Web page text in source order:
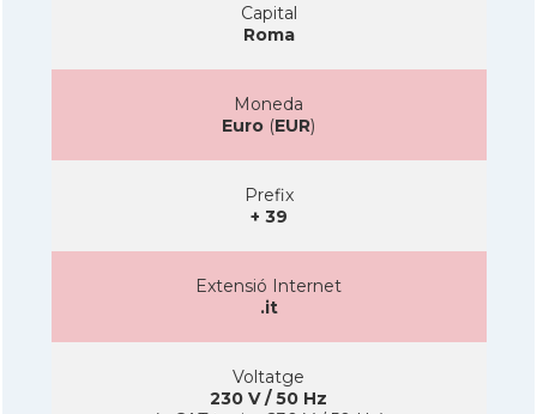
Capital
Roma
Moneda
Euro (EUR)
Prefix
+ 39
Extensió Internet
.it
Voltatge
230 V / 50 Hz